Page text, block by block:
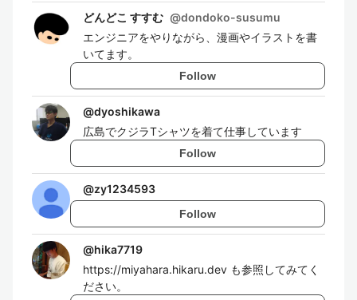
どんどこ すすむ @dondoko-susumu
エンジニアをやりながら、漫画やイラストを書
いてます。
Follow
@dyoshikawa
広島でクジラTシャツを着て仕事しています
Follow
@zy1234593
Follow
@hika7719
https://miyahara.hikaru.dev も参照してみてく
ださい。